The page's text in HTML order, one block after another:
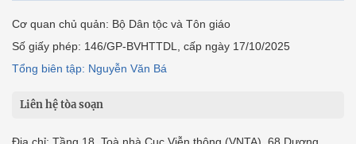
Cơ quan chủ quản: Bộ Dân tộc và Tôn giáo
Số giấy phép: 146/GP-BVHTTDL, cấp ngày 17/10/2025
Tổng biên tập: Nguyễn Văn Bá
Liên hệ tòa soạn
Địa chỉ: Tầng 18, Toà nhà Cục Viễn thông (VNTA), 68 Dương